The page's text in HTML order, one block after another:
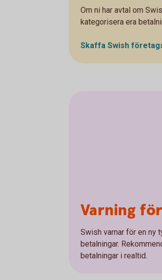
Om ni har avtal om
kategorisera era
Skaffa Swish
Varning
Swish varnar för en ny
betalningar.
betalningar i realtid.